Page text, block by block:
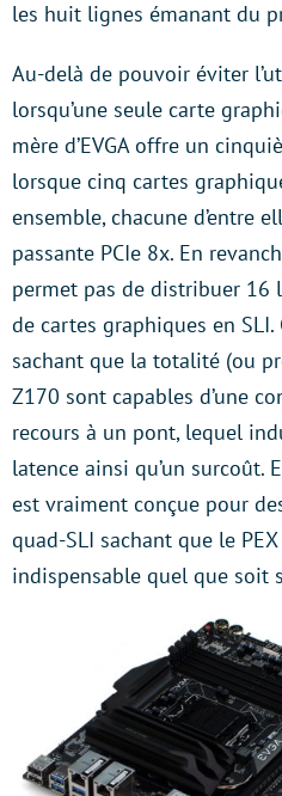
les huit lignes émanant du
Au-delà de pouvoir éviter
lorsqu’une seule carte
mère d’EVGA offre un
lorsque cinq cartes
ensemble, chacune d’entre
passante PCIe 8x. En
permet pas de distribuer 16
de cartes graphiques en
sachant que la totalité (ou
Z170 sont capables d’une
recours à un pont, lequel
latence ainsi qu’un surcoût.
est vraiment conçue pour
quad-SLI sachant que le
indispensable quel que soit